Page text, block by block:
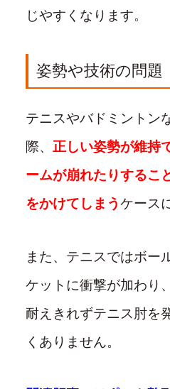
じやすくなります。
姿勢や技術の問題
テニスやバドミントン
際、 正しい姿勢が維持
ームが崩れたりするこ
をかけてしまうケース
また、テニスではボー
ケットに衝撃が加わり
耐えきれずテニス肘を
くありません。